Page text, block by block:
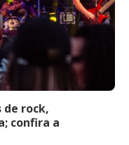
de rock,
confira a